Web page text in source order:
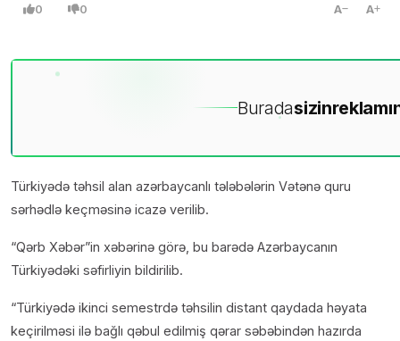
0 0 A A
Buradasizin
Türkiyədə təhsil alan azərbaycanlı tələbələrin Vətənə quru
sərhədlə keçməsinə icazə verilib.
“Qərb Xəbər”in xəbərinə görə, bu barədə Azərbaycanın
Türkiyədəki səfirliyin bildirilib.
“Türkiyədə ikinci semestrdə təhsilin distant qaydada həyata
keçirilməsi ilə bağlı qəbul edilmiş qərar səbəbindən hazırda